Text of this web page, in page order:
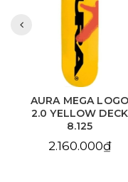
AURA MEGA LOGO
2.0 RED DECK 8.0
2.160.000₫